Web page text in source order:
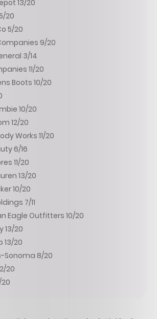
13/20
20
5/20
9/20
3/14
11/20
Boots 10/20
10/20
12/20
Works 11/20
6/16
11/20
13/20
10/20
7/11
Eagle Outfitters 10/20
13/20
13/20
Sonoma 8/20
20
20